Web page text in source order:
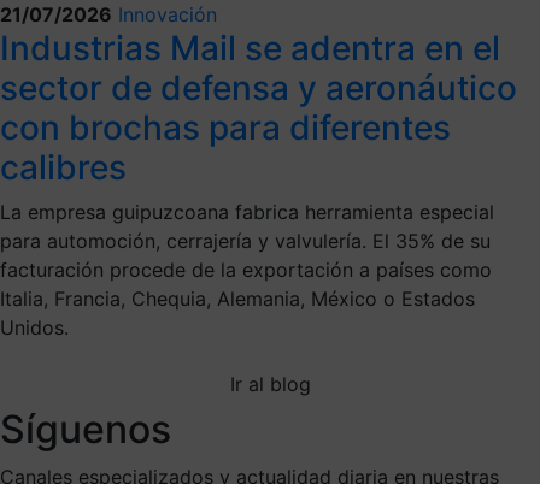
21/07/2026 Innovación
Industrias Mail se adentra en el
sector de defensa y aeronáutico
con brochas para diferentes
calibres
La empresa guipuzcoana fabrica herramienta especial
para automoción, cerrajería y valvulería. El 35% de su
facturación procede de la exportación a países como
Italia, Francia, Chequia, Alemania, México o Estados
Unidos.
Ir al blog
Síguenos
Canales especializados y actualidad diaria en nuestras